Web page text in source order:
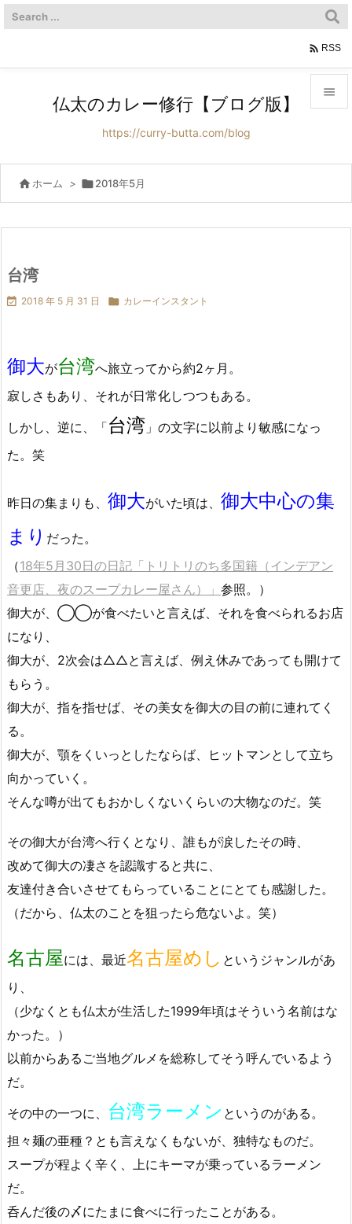



 RSS
仏太のカレー修行【ブログ版】
https://curry-butta.com/blog
 ホーム > 2018年5月
台湾
 2018 年 5 月 31 日  カレーインスタント
御大が台湾へ旅立ってから約2ヶ月。
寂しさもあり、それが日常化しつつもある。
しかし、逆に、「台湾 」の文字に以前より敏感になっ
た。笑
昨日の集まりも、 御大がいた頃は、 御大中心の集
まり だった。
（18年5月30日の日記「トリトリのち多国籍（インデアン
音更店、夜のスープカレー屋さん）」 参照。）
御大が、◯◯が食べたいと言えば、それを食べられるお店
になり、
御大が、2次会は△△と言えば、例え休みであっても開けて
もらう。
御大が、指を指せば、その美女を御大の目の前に連れてく
る。
御大が、顎をくいっとしたならば、ヒットマンとして立ち
向かっていく。
そんな噂が出てもおかしくないくらいの大物なのだ。笑
その御大が台湾へ行くとなり、誰もが涙したその時、
改めて御大の凄さを認識すると共に、
友達付き合いさせてもらっていることにとても感謝した。
（だから、仏太のことを狙ったら危ないよ。笑）
名古屋には、最近名古屋めし というジャンルがあ
り、
（少なくとも仏太が生活した1999年頃はそういう名前はな
かった。）
以前からあるご当地グルメを総称してそう呼んでいるよう
だ。
その中の一つに、 台湾ラーメン というのがある。
担々麺の亜種？とも言えなくもないが、独特なものだ。
スープが程よく辛く、上にキーマが乗っているラーメン
だ。
呑んだ後の〆にたまに食べに行ったことがある。